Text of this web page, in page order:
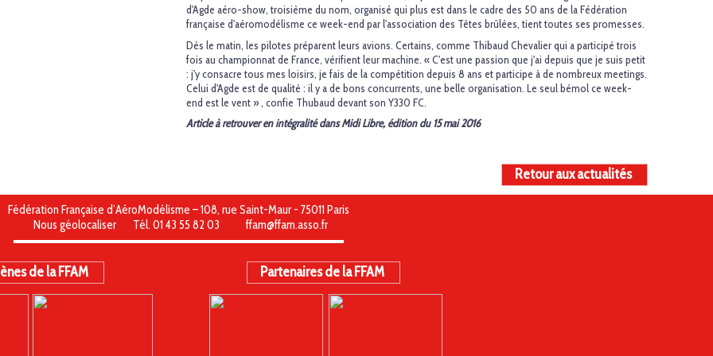
d'Agde aéro-show, troisième du nom, organisé qui plus est dans le cadre des 50 ans de la Fédération
française d'aéromodélisme ce week-end par l'association des Têtes brûlées, tient toutes ses promesses.
Dès le matin, les pilotes préparent leurs avions. Certains, comme Thibaud Chevalier qui a participé trois
fois au championnat de France, vérifient leur machine. « C'est une passion que j'ai depuis que je suis petit
: j'y consacre tous mes loisirs, je fais de la compétition depuis 8 ans et participe à de nombreux meetings.
Celui d'Agde est de qualité : il y a de bons concurrents, une belle organisation. Le seul bémol ce week-
end est le vent » , confie Thubaud devant son Y330 FC.
Article à retrouver en intégralité dans Midi Libre, édition du 15 mai 2016
Retour aux actualités
Fédération Française d’AéroModélisme – 108, rue Saint-Maur - 75011 Paris
Nous géolocaliser
Tél. 01 43 55 82 03 ffam@ffam.asso.fr
de la FFAM Partenaires de la FFAM